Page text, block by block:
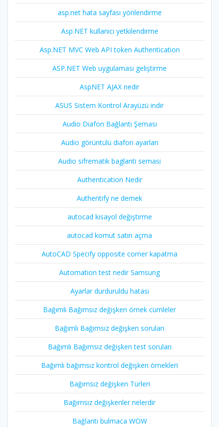
asp.net hata sayfası yönlendirme
Asp.NET kullanıcı yetkilendirme
Asp.NET MVC Web API token Authentication
ASP.NET Web uygulaması geliştirme
AspNET AJAX nedir
ASUS Sistem Kontrol Arayüzü indir
Audio Diafon Bağlantı Şeması
Audio görüntülü diafon ayarları
Audio sifrematik baglanti semasi
Authentication Nedir
Authentify ne demek
autocad kısayol değiştirme
autocad komut satırı açma
AutoCAD Specify opposite corner kapatma
Automation test nedir Samsung
Ayarlar durduruldu hatası
Bağımlı Bağımsız değişken örnek cümleler
Bağımlı Bağımsız değişken soruları
Bağımlı Bağımsız değişken test soruları
Bağımlı bağımsız kontrol değişken örnekleri
Bağımsız değişken Türleri
Bağımsız değişkenler nelerdir
Bağlantı bulmaca WOW